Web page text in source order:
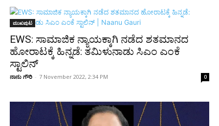
ಮುಖಪುಟ
EWS: ಸಾಮಾಜಿಕ ನ್ಯಾಯಕ್ಕಾಗಿ ನಡೆದ ಶತಮಾನದ
ಹೋರಾಟಕ್ಕೆ ಹಿನ್ನಡೆ: ತಮಿಳುನಾಡು ಸಿಎಂ ಎಂಕೆ
ಸ್ಟಾಲಿನ್
ನಾನು ಗೌರಿ - 7 November 2022, 2:34 PM 0